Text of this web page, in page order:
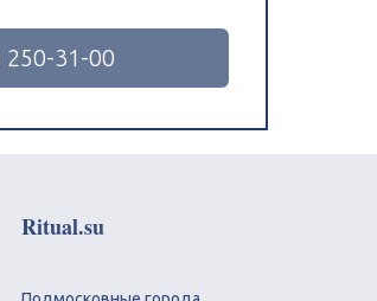
250-31-00
Ritual.su